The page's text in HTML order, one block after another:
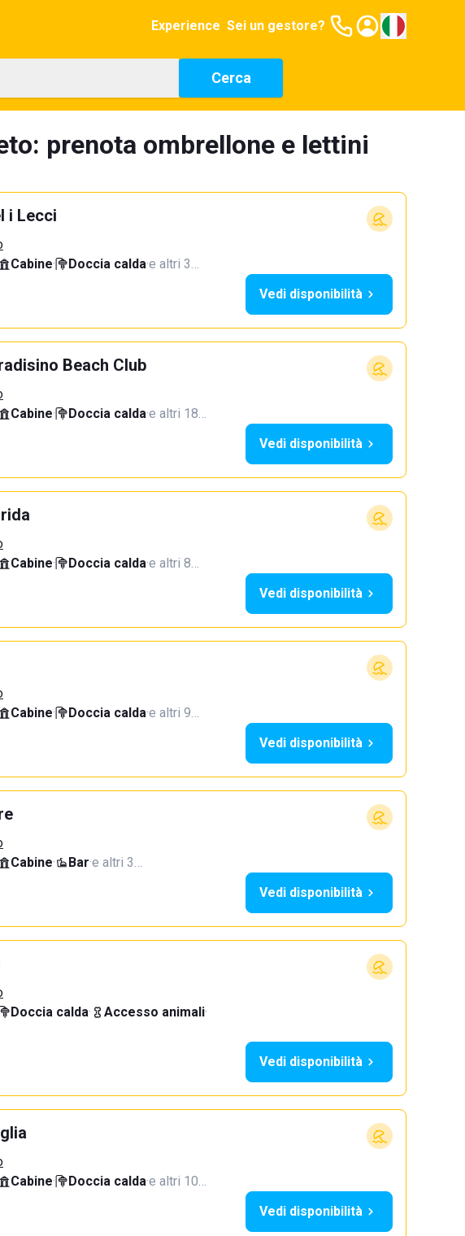
Experience Sei un gestore?
Cerca
prenota ombrellone e lettini
i Lecci
Cabine· Doccia calda·e altri 3…
Vedi disponibilità
Beach Club
Cabine· Doccia calda·e altri 18…
Vedi disponibilità
Cabine· Doccia calda·e altri 8…
Vedi disponibilità
Cabine· Doccia calda·e altri 9…
Vedi disponibilità
Cabine· Bar·e altri 3…
Vedi disponibilità
Doccia calda· Accesso animali·
Vedi disponibilità
Cabine· Doccia calda·e altri 10…
Vedi disponibilità